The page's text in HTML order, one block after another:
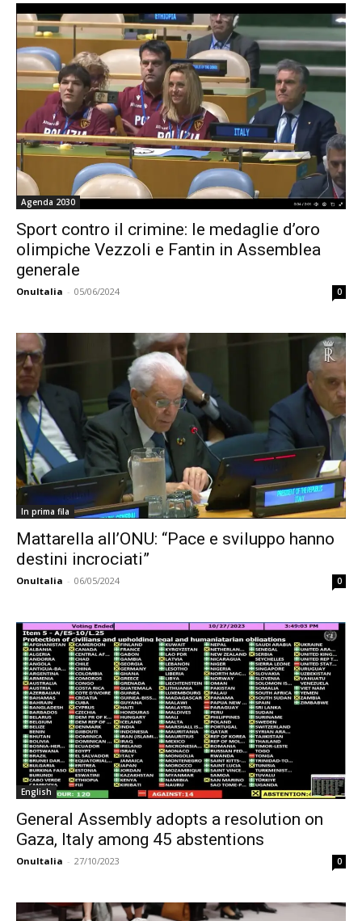
Agenda 2030
Sport contro il crimine: le medaglie d’oro
olimpiche Vezzoli e Fantin in Assemblea
generale
OnuItalia - 05/06/2024 0
In prima fila
Mattarella all’ONU: “Pace e sviluppo hanno
destini incrociati”
OnuItalia - 06/05/2024 0
English
General Assembly adopts a resolution on
Gaza, Italy among 45 abstentions
OnuItalia - 27/10/2023 0